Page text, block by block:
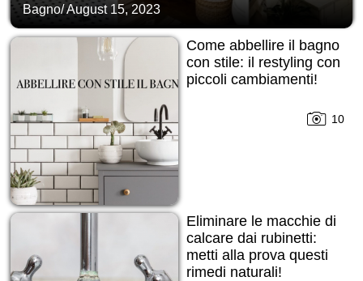
Bagno/August 15, 2023
Come abbellire il bagno
con stile: il restyling con
piccoli cambiamenti!
10
Eliminare le macchie di
calcare dai rubinetti:
metti alla prova questi
rimedi naturali!